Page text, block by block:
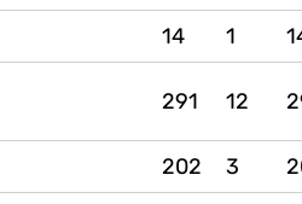
14 1
291 12
202 3